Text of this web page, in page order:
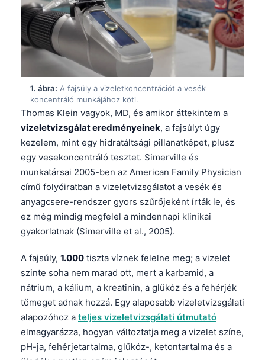
1. ábra: A fajsúly a vizeletkoncentrációt a vesék
koncentráló munkájához köti.
Thomas Klein vagyok, MD, és amikor áttekintem a
vizeletvizsgálat eredményeinek, a fajsúlyt úgy
kezelem, mint egy hidratáltsági pillanatképet, plusz
egy vesekoncentráló tesztet. Simerville és
munkatársai 2005-ben az American Family Physician
című folyóiratban a vizeletvizsgálatot a vesék és
anyagcsere-rendszer gyors szűrőjeként írták le, és
ez még mindig megfelel a mindennapi klinikai
gyakorlatnak (Simerville et al., 2005).
A fajsúly, 1.000 tiszta víznek felelne meg; a vizelet
szinte soha nem marad ott, mert a karbamid, a
nátrium, a kálium, a kreatinin, a glükóz és a fehérjék
tömeget adnak hozzá. Egy alaposabb vizeletvizsgálati
alapozóhoz a teljes vizeletvizsgálati útmutató
elmagyarázza, hogyan változtatja meg a vizelet színe,
pH-ja, fehérjetartalma, glükóz-, ketontartalma és a